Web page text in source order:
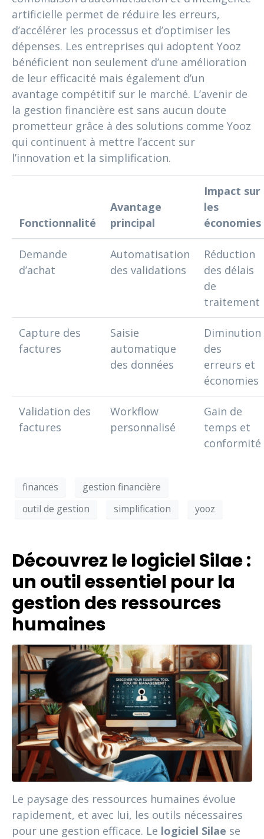
artificielle permet de réduire les erreurs,
d’accélérer les processus et d’optimiser les
dépenses. Les entreprises qui adoptent Yooz
bénéficient non seulement d’une amélioration
de leur efficacité mais également d’un
avantage compétitif sur le marché. L’avenir de
la gestion financière est sans aucun doute
prometteur grâce à des solutions comme Yooz
qui continuent à mettre l’accent sur
l’innovation et la simplification.
Fonctionnalité
Avantage
principal
Impact sur
les
économies
Demande
d’achat
Automatisation
des validations
Réduction
des délais
de
traitement
Capture des
factures
Saisie
automatique
des données
Diminution
des
erreurs et
économies
Validation des
factures
Workflow
personnalisé
Gain de
temps et
conformité
finances
gestion financière
outil de gestion
simplification yooz
Découvrez le logiciel Silae :
un outil essentiel pour la
gestion des ressources
humaines
Le paysage des ressources humaines évolue
rapidement, et avec lui, les outils nécessaires
pour une gestion efficace. Le logiciel Silae se